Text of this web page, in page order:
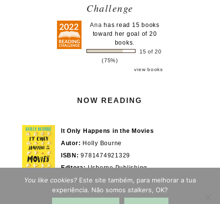
Challenge
Ana has read 15 books
toward her goal of 20
books.
15 of 20
(75%)
view books
NOW READING
It Only Happens in the Movies
Autor: Holly Bourne
ISBN: 9781474921329
Editora:Usborne Publishing
Actualmente em:28/100%
You like cookies? Este site também, para melhorar a tua
experiência. Não somos stalkers , OK?